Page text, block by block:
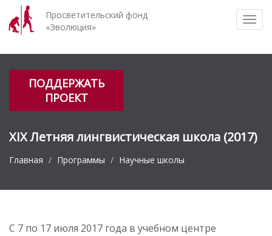
Просветительский фонд
«Эволюция»
ПОДДЕРЖАТЬ
ПРОЕКТ
XIX Летняя лингвистическая школа (2017)
Главная Программы Научные школы
С 7 по 17 июля 2017 года в учебном центре